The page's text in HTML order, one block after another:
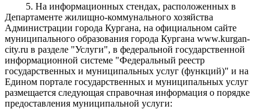
5. На информационных стендах, расположенных в
Департаменте жилищно-коммунального хозяйства
Администрации города Кургана, на официальном сайте
муниципального образования города Кургана www.kurgan-
city.ru в разделе "Услуги", в федеральной государственной
информационной системе "Федеральный реестр
государственных и муниципальных услуг (функций)" и на
Едином портале государственных и муниципальных услуг
размещается следующая справочная информация о порядке
предоставления муниципальной услуги: